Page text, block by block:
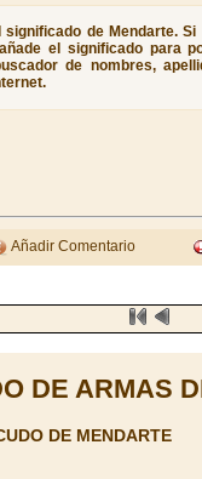
de Mendarte.
el significado para
de nombres,
Añadir Comentario
DE ARMAS
DE MENDARTE